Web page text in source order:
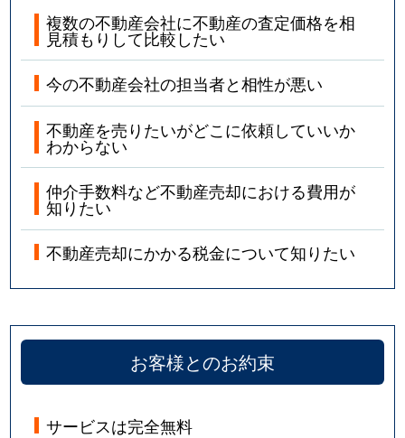
複数の不動産会社に不動産の査定価格を相
見積もりして比較したい
今の不動産会社の担当者と相性が悪い
不動産を売りたいがどこに依頼していいか
わからない
仲介手数料など不動産売却における費用が
知りたい
不動産売却にかかる税金について知りたい
お客様とのお約束
サービスは完全無料